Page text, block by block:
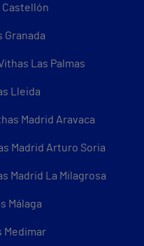
Castellón
Granada
Las Palmas
Lleida
Madrid Aravaca
Madrid Arturo Soria
Madrid La Milagrosa
Málaga
Medimar